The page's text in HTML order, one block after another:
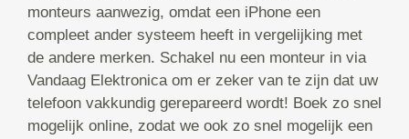
monteurs aanwezig, omdat een iPhone een
compleet ander systeem heeft in vergelijking met
de andere merken. Schakel nu een monteur in via
Vandaag Elektronica om er zeker van te zijn dat uw
telefoon vakkundig gerepareerd wordt! Boek zo snel
mogelijk online, zodat we ook zo snel mogelijk een